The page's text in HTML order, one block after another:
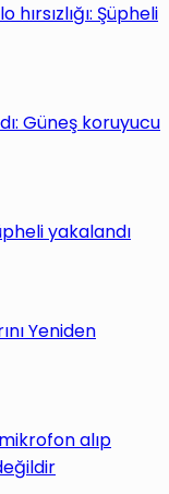
Şüpheli
Güneş koruyucu
yakalandı
Yeniden
alıp